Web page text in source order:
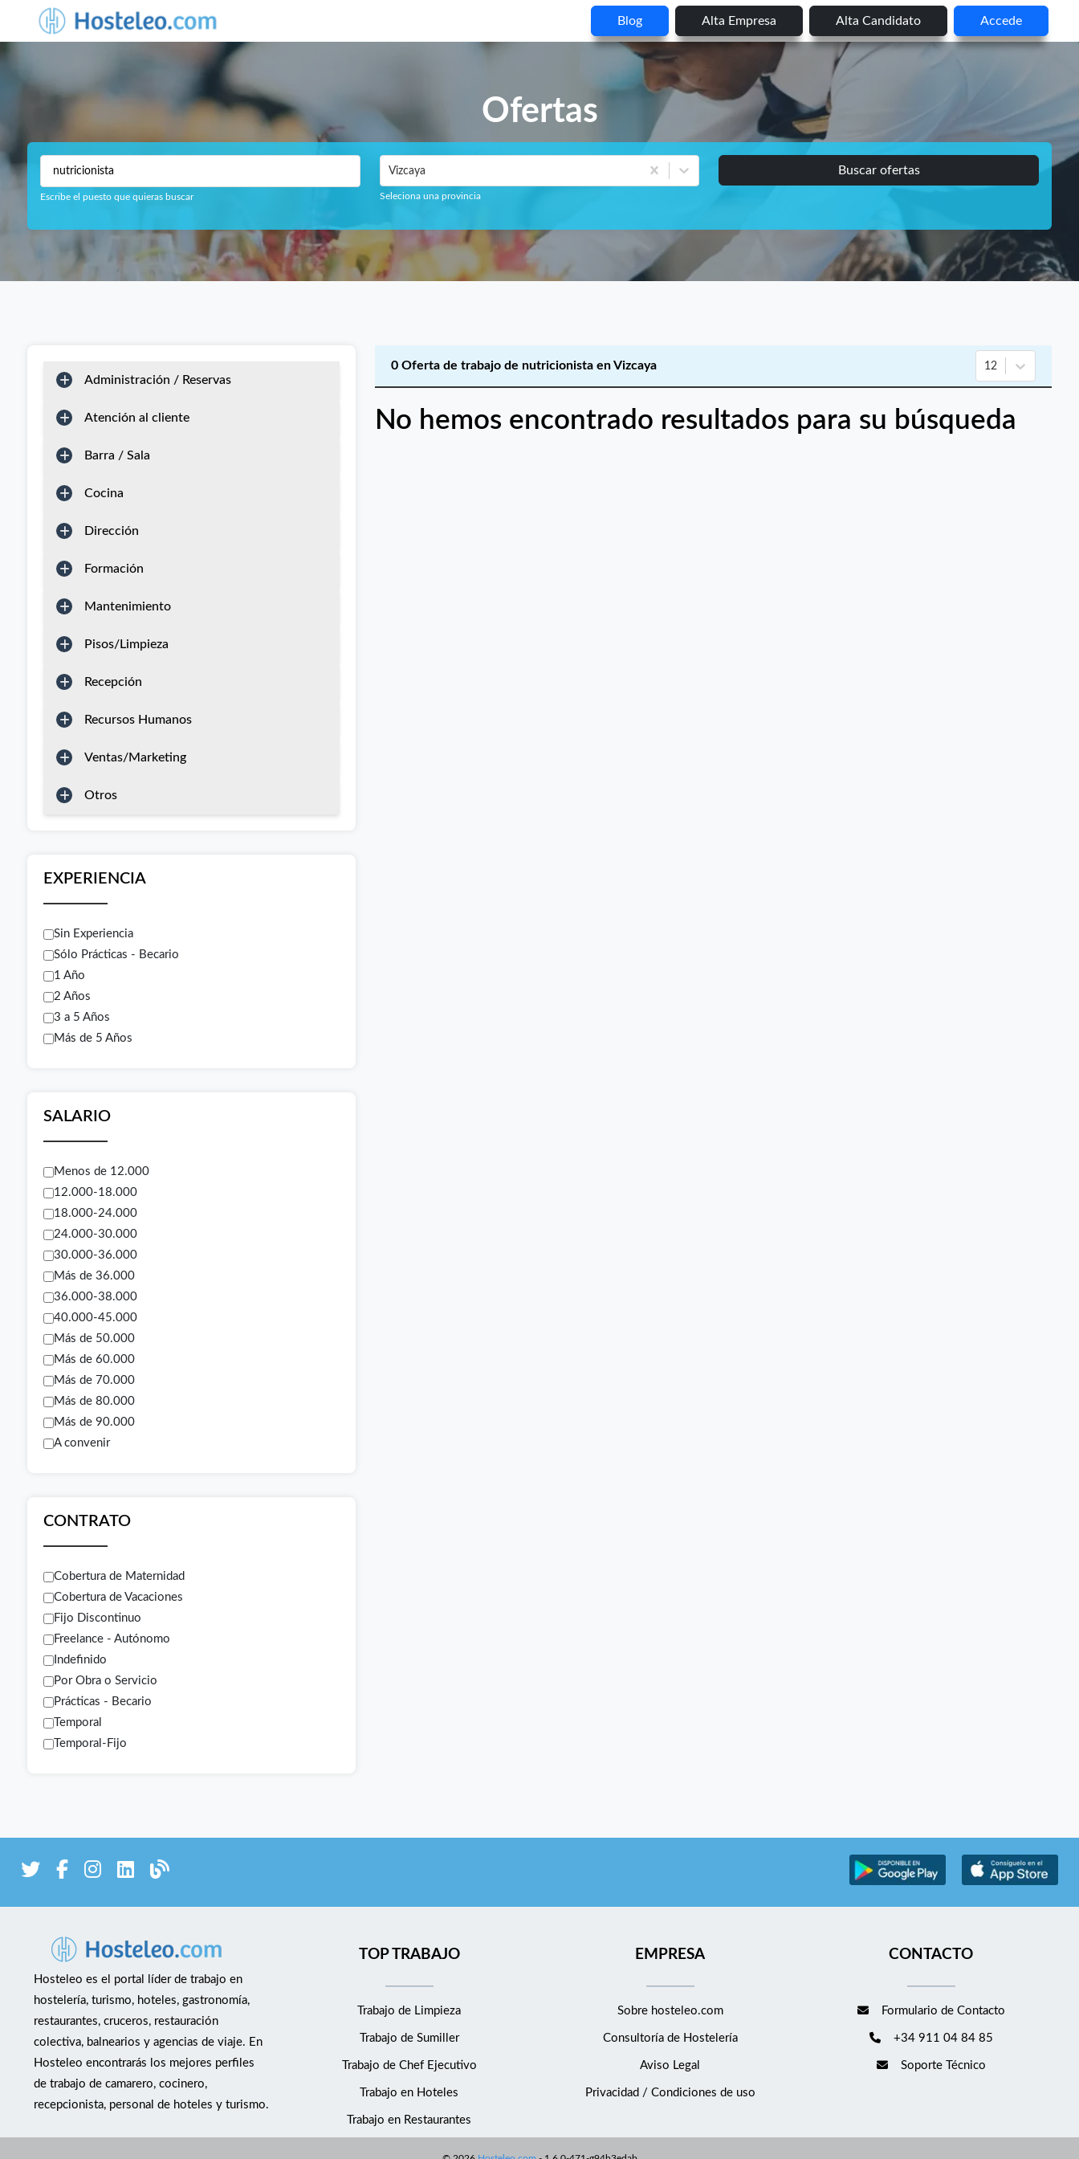
Blog Alta Empresa Alta Candidato Accede
Ofertas
Escribe el puesto que quieras buscar
Vizcaya
Seleciona una provincia
Buscar ofertas
Administración / Reservas
Atención al cliente
Barra / Sala
Cocina
Dirección
Formación
Mantenimiento
Pisos/Limpieza
Recepción
Recursos Humanos
Ventas/Marketing
Otros
EXPERIENCIA
Sin Experiencia
Sólo Prácticas - Becario
1 Año
2 Años
3 a 5 Años
Más de 5 Años
SALARIO
Menos de 12.000
12.000-18.000
18.000-24.000
24.000-30.000
30.000-36.000
Más de 36.000
36.000-38.000
40.000-45.000
Más de 50.000
Más de 60.000
Más de 70.000
Más de 80.000
Más de 90.000
A convenir
CONTRATO
Cobertura de Maternidad
Cobertura de Vacaciones
Fijo Discontinuo
Freelance - Autónomo
Indefinido
Por Obra o Servicio
Prácticas - Becario
Temporal
Temporal-Fijo
0 Oferta de trabajo de nutricionista en Vizcaya 12
No hemos encontrado resultados para su búsqueda
Hosteleo es el portal líder de trabajo en
hostelería, turismo, hoteles, gastronomía,
restaurantes, cruceros, restauración
colectiva, balnearios y agencias de viaje. En
Hosteleo encontrarás los mejores perfiles
de trabajo de camarero, cocinero,
recepcionista, personal de hoteles y turismo.
TOP TRABAJO
Trabajo de Limpieza
Trabajo de Sumiller
Trabajo de Chef Ejecutivo
Trabajo en Hoteles
Trabajo en Restaurantes
EMPRESA
Sobre hosteleo.com
Consultoría de Hostelería
Aviso Legal
Privacidad / Condiciones de uso
CONTACTO
Formulario de Contacto
+34 911 04 84 85
Soporte Técnico